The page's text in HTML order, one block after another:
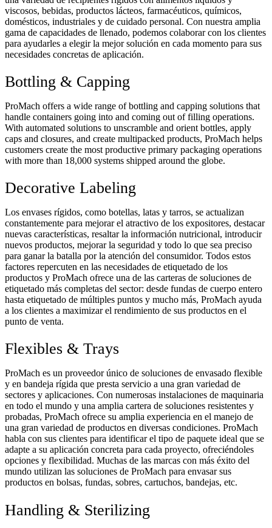
viscosos, bebidas, productos lácteos, farmacéuticos, químicos,
domésticos, industriales y de cuidado personal. Con nuestra amplia
gama de capacidades de llenado, podemos colaborar con los clientes
para ayudarles a elegir la mejor solución en cada momento para sus
necesidades concretas de aplicación.
Bottling & Capping
ProMach offers a wide range of bottling and capping solutions that
handle containers going into and coming out of filling operations.
With automated solutions to unscramble and orient bottles, apply
caps and closures, and create multipacked products, ProMach helps
customers create the most productive primary packaging operations
with more than 18,000 systems shipped around the globe.
Decorative Labeling
Los envases rígidos, como botellas, latas y tarros, se actualizan
constantemente para mejorar el atractivo de los expositores, destacar
nuevas características, resaltar la información nutricional, introducir
nuevos productos, mejorar la seguridad y todo lo que sea preciso
para ganar la batalla por la atención del consumidor. Todos estos
factores repercuten en las necesidades de etiquetado de los
productos y ProMach ofrece una de las carteras de soluciones de
etiquetado más completas del sector: desde fundas de cuerpo entero
hasta etiquetado de múltiples puntos y mucho más, ProMach ayuda
a los clientes a maximizar el rendimiento de sus productos en el
punto de venta.
Flexibles & Trays
ProMach es un proveedor único de soluciones de envasado flexible
y en bandeja rígida que presta servicio a una gran variedad de
sectores y aplicaciones. Con numerosas instalaciones de maquinaria
en todo el mundo y una amplia cartera de soluciones resistentes y
probadas, ProMach ofrece su amplia experiencia en el manejo de
una gran variedad de productos en diversas condiciones. ProMach
habla con sus clientes para identificar el tipo de paquete ideal que se
adapte a su aplicación concreta para cada proyecto, ofreciéndoles
opciones y flexibilidad. Muchas de las marcas con más éxito del
mundo utilizan las soluciones de ProMach para envasar sus
productos en bolsas, fundas, sobres, cartuchos, bandejas, etc.
Handling & Sterilizing